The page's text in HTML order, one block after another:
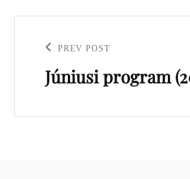
Previous
Post
PREV POST
Júniusi program